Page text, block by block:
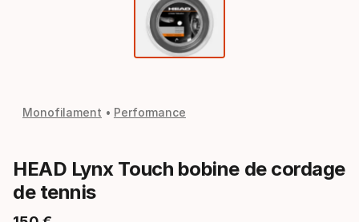
Monofilament Performance
HEAD Lynx Touch bobine de cordage
de tennis